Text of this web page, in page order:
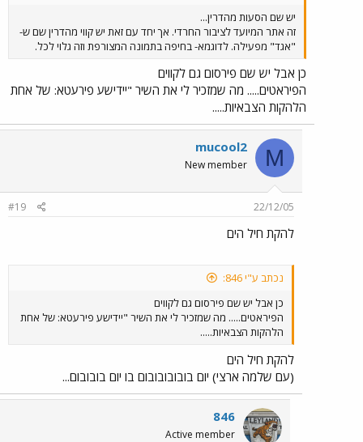
יש שם הסעות מהדרין...
זה אתר המיועד לציבור החרדי. אך יחד עם זאת יש קווי מהדרין שם ש-
"אגד" מפעילה. לדוגמא- בחיפה בתמונה המצורפת וזה גלוי לכל.
כן אבל יש שם פירסום גם לקווים
הפיראטים..... מה שמזכיר לי את השיר "יידישע פירעטא: של אחת
הלהקות הצבאיות.....
M
mucool2
New member
22/12/05
#19
להקת חיל הים
נכתב ע"י 846:
כן אבל יש שם פירסום גם לקווים
הפיראטים..... מה שמזכיר לי את השיר "יידישע פירעטא: של אחת
הלהקות הצבאיות.....
להקת חיל הים
(עם שלמה ארצי) יום בובובובובום בו יום בובובום...
846
Active member